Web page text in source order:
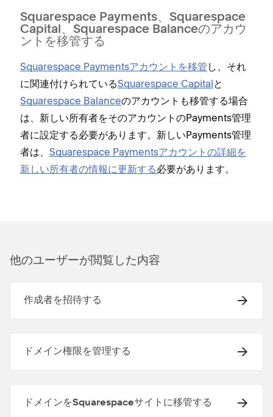
Squarespace Payments⁠、Squarespace
Capital⁠、Squarespace Balanceのアカウ
ントを移管する
Squarespace Paymentsアカウントを移管 し⁠、それ
に関連付けられているSquarespace Capitalと
Squarespace Balanceのアカウントも移管する場合
は⁠、新しい所有者をそのアカウントのPayments管理
者に設定する必要があります⁠。新しいPayments管理
者は⁠、 Squarespace Paymentsアカウントの詳細を
新しい所有者の情報に更新する必要があります⁠。
他のユ⁠ーザ⁠ーが閲覧した内容
作成者を招待する
ドメイン権限を管理する
ドメインをSquarespaceサイトに移管する